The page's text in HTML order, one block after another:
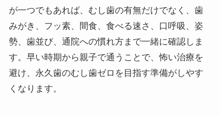
が一つでもあれば、むし歯の有無だけでなく、歯
みがき、フッ素、間食、食べる速さ、口呼吸、姿
勢、歯並び、通院への慣れ方まで一緒に確認しま
す。早い時期から親子で通うことで、怖い治療を
避け、永久歯のむし歯ゼロを目指す準備がしやす
くなります。